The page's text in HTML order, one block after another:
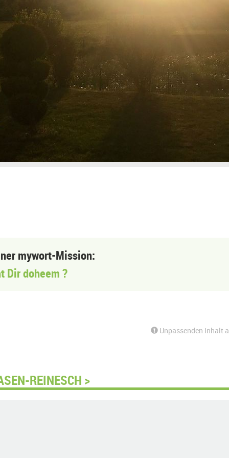
mywort-Mission:
Dir doheem ?
Unpassenden Inhalt
REINESCH >